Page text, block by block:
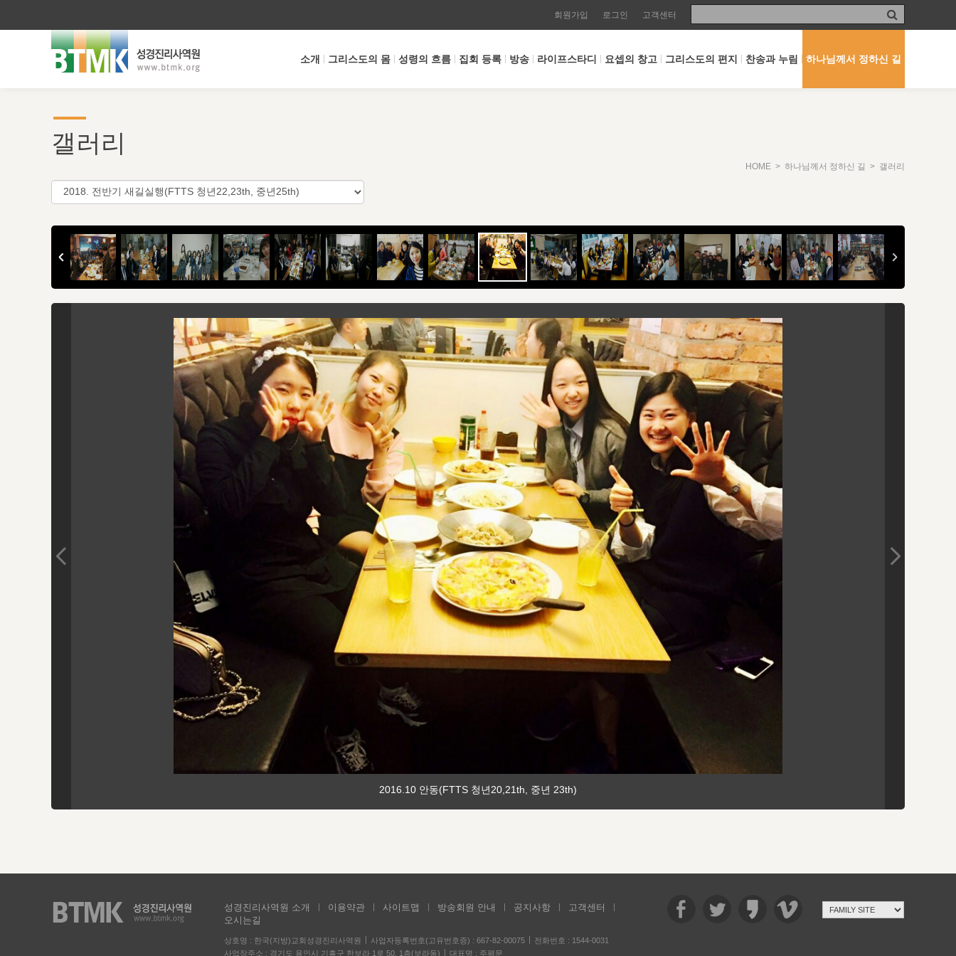
회원가입 로그인 고객센터
소개 그리스도의 몸 성령의 흐름 집회 등록 방송 라이프스타디 요셉의 창고 그리스도의 편지 찬송과 누림 하나님께서 정하신 길
갤러리
HOME > 하나님께서 정하신 길 > 갤러리
2016.10 안동(FTTS 청년20,21th, 중년 23th)
성경진리사역원 소개 이용약관 사이트맵 방송회원 안내 공지사항
고객센터
오시는길
상호명 : 한국(지방)교회성경진리사역원 사업자등록번호(고유번호증) : 667-82-00075
전화번호 : 1544-0031
사업장주소 : 경기도 용인시 기흥구 한보라 1로 50, 1층(보라동)
대표명 : 주평문